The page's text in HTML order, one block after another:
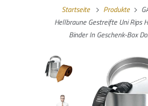
Startseite Produkte
Hellbraune Gestreifte Uni Rips
Binder In Geschenk-Box